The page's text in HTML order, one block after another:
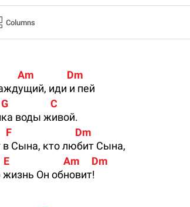
Columns
Am              Dm
иди и пей
G                  C
воды живой.
F                           Dm
в Сына, кто любит Сына,
E                       Am     Dm
Он обновит!